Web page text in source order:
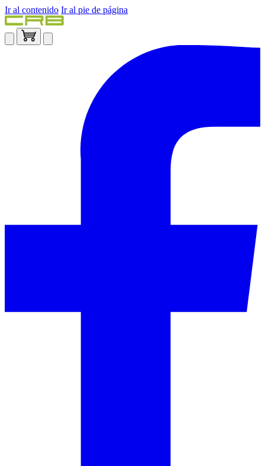
Ir al contenido Ir al pie de página